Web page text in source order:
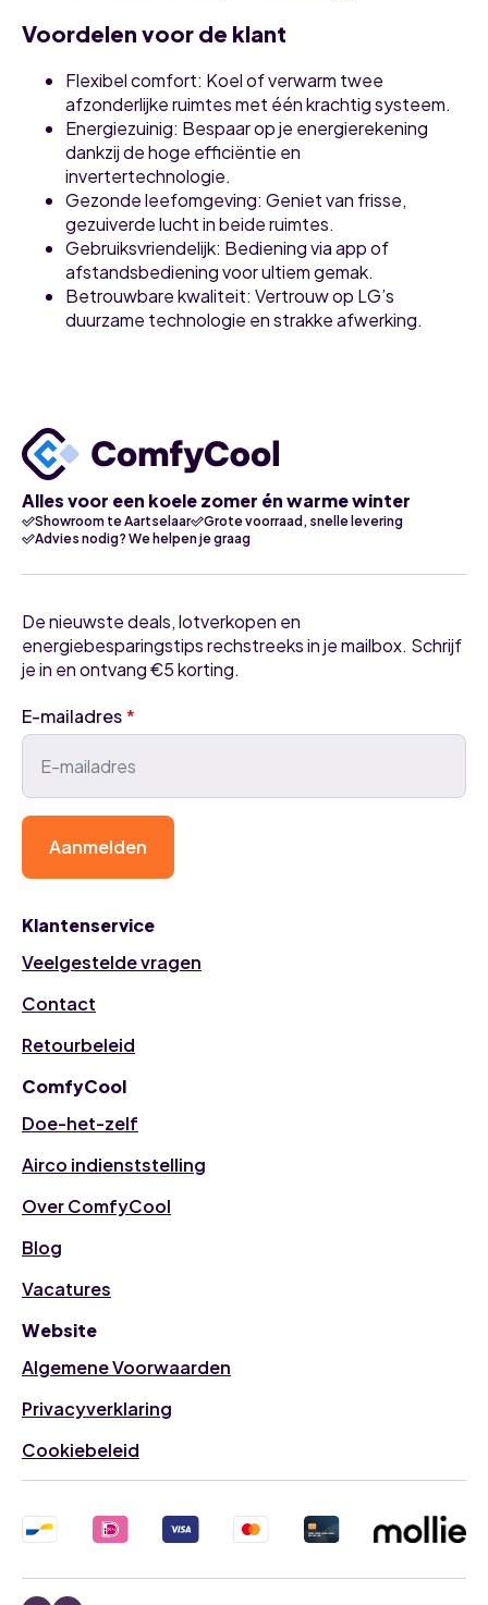
Voordelen voor de klant
Flexibel comfort: Koel of verwarm twee
afzonderlijke ruimtes met één krachtig systeem.
Energiezuinig: Bespaar op je energierekening
dankzij de hoge efficiëntie en
invertertechnologie.
Gezonde leefomgeving: Geniet van frisse,
gezuiverde lucht in beide ruimtes.
Gebruiksvriendelijk: Bediening via app of
afstandsbediening voor ultiem gemak.
Betrouwbare kwaliteit: Vertrouw op LG’s
duurzame technologie en strakke afwerking.
Alles voor een koele zomer én warme winter
Showroom te Aartselaar
Grote voorraad, snelle levering
Advies nodig? We helpen je graag
Klantenservice
Veelgestelde vragen
Contact
Retourbeleid
ComfyCool
Doe-het-zelf
Airco indienststelling
Over ComfyCool
Blog
Vacatures
Website
Algemene Voorwaarden
Privacyverklaring
Cookiebeleid
De nieuwste deals, lotverkopen en
energiebesparingstips rechstreeks in je mailbox. Schrijf
je in en ontvang €5 korting.
E-mailadres*
Aanmelden